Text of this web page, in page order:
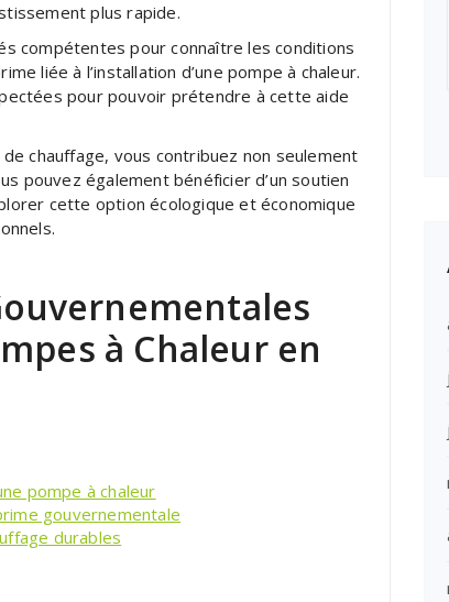
plus rapide.
compétentes pour connaître les conditions
liée à l’installation d’une pompe à chaleur.
pour pouvoir prétendre à cette aide
chauffage, vous contribuez non seulement
pouvez également bénéficier d’un soutien
cette option écologique et économique
à Chaleur en
pompe à chaleur
gouvernementale
durables